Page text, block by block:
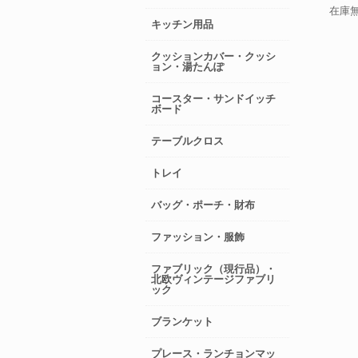
在庫
キッチン用品
クッションカバー・クッシ
ョン・湯たんぽ
コースター・サンドイッチ
ボード
テーブルクロス
トレイ
バッグ・ポーチ・財布
ファッション・服飾
ファブリック（現行品）・
北欧ヴィンテージファブリ
ック
ブランケット
プレース・ランチョンマッ